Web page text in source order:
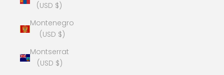
(USD $)
Montenegro
(USD $)
Montserrat
(USD $)